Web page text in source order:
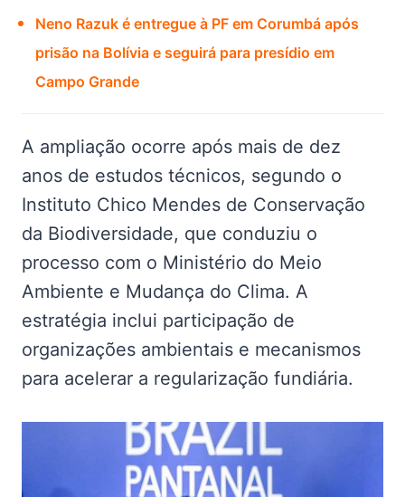
Neno Razuk é entregue à PF em Corumbá após
prisão na Bolívia e seguirá para presídio em
Campo Grande
A ampliação ocorre após mais de dez
anos de estudos técnicos, segundo o
Instituto Chico Mendes de Conservação
da Biodiversidade, que conduziu o
processo com o Ministério do Meio
Ambiente e Mudança do Clima. A
estratégia inclui participação de
organizações ambientais e mecanismos
para acelerar a regularização fundiária.